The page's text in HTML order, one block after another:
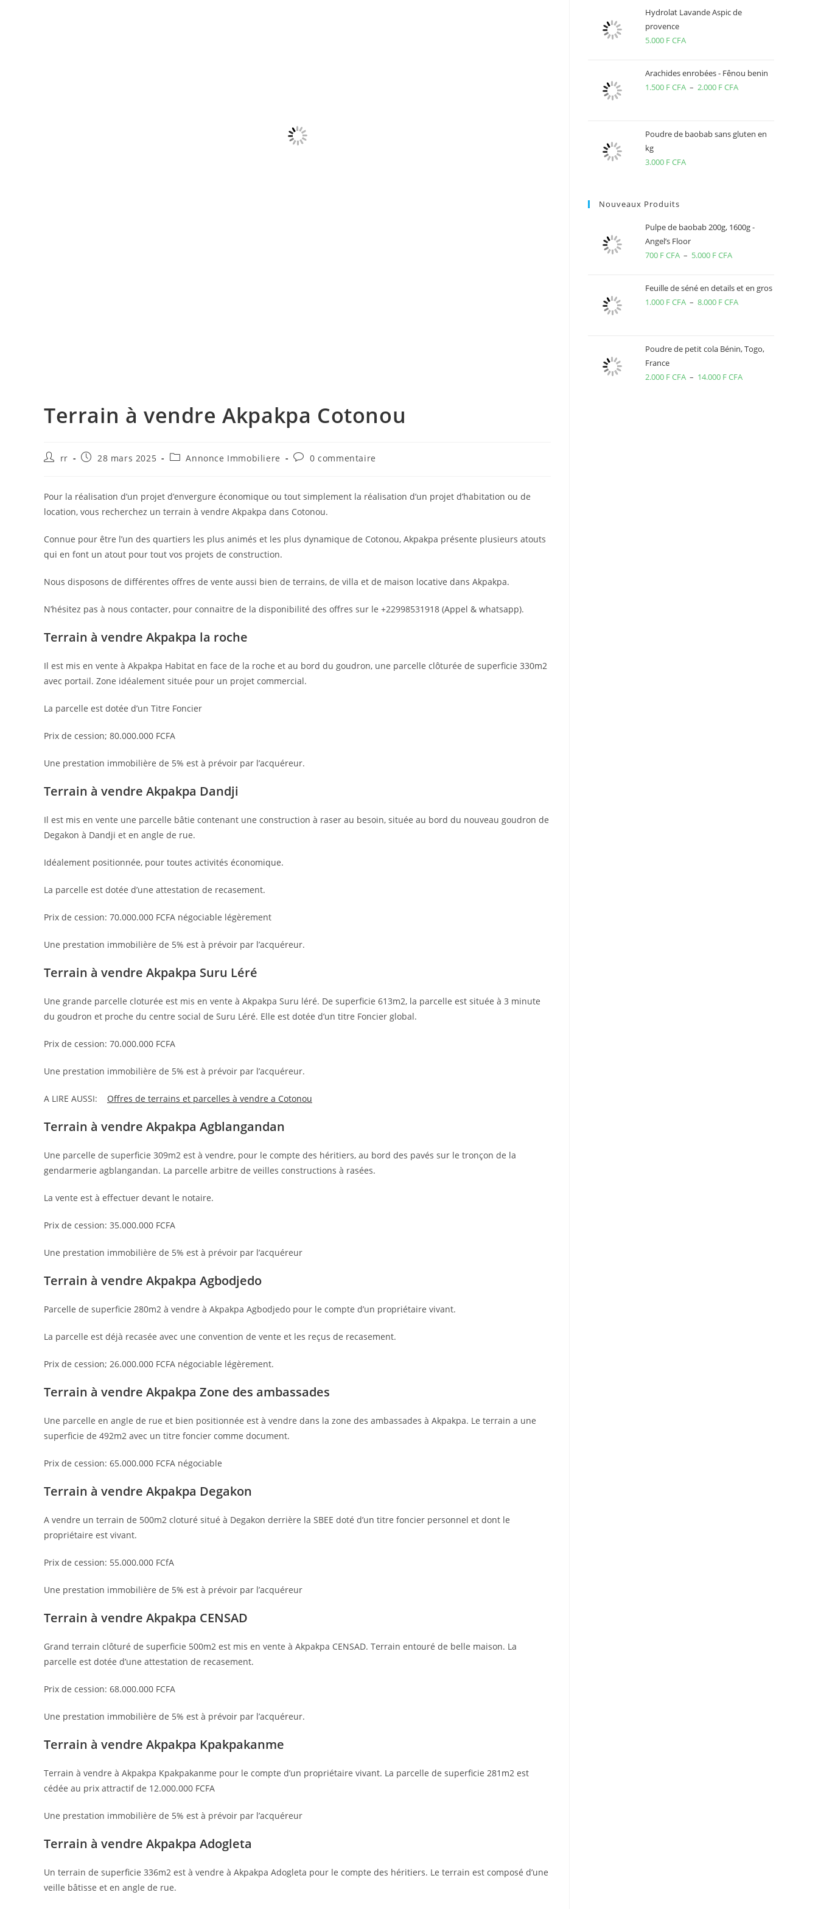
Terrain à vendre Akpakpa Cotonou
Auteur/autrice
publication :
rr
Publication
28 mars 2025
PostAnnonce Immobiliere
Commentaires
publication :
0 commentaire
Pour la réalisation d’un projet d’envergure économique ou tout simplement la réalisation d’un projet d’habitation ou de
location, vous recherchez un terrain à vendre Akpakpa dans Cotonou.
Connue pour être l’un des quartiers les plus animés et les plus dynamique de Cotonou, Akpakpa présente plusieurs atouts
qui en font un atout pour tout vos projets de construction.
Nous disposons de différentes offres de vente aussi bien de terrains, de villa et de maison locative dans Akpakpa.
N’hésitez pas à nous contacter, pour connaitre de la disponibilité des offres sur le +22998531918 (Appel & whatsapp).
Terrain à vendre Akpakpa la roche
Il est mis en vente à Akpakpa Habitat en face de la roche et au bord du goudron, une parcelle clôturée de superficie 330m2
avec portail. Zone idéalement située pour un projet commercial.
La parcelle est dotée d’un Titre Foncier
Prix de cession; 80.000.000 FCFA
Une prestation immobilière de 5% est à prévoir par l’acquéreur.
Terrain à vendre Akpakpa Dandji
Il est mis en vente une parcelle bâtie contenant une construction à raser au besoin, située au bord du nouveau goudron de
Degakon à Dandji et en angle de rue.
Idéalement positionnée, pour toutes activités économique.
La parcelle est dotée d’une attestation de recasement.
Prix de cession: 70.000.000 FCFA négociable légèrement
Une prestation immobilière de 5% est à prévoir par l’acquéreur.
Terrain à vendre Akpakpa Suru Léré
Une grande parcelle cloturée est mis en vente à Akpakpa Suru léré. De superficie 613m2, la parcelle est située à 3 minute
du goudron et proche du centre social de Suru Léré. Elle est dotée d’un titre Foncier global.
Prix de cession: 70.000.000 FCFA
Une prestation immobilière de 5% est à prévoir par l’acquéreur.
A LIRE AUSSI: Offres de terrains et parcelles à vendre a Cotonou
Terrain à vendre Akpakpa Agblangandan
Une parcelle de superficie 309m2 est à vendre, pour le compte des héritiers, au bord des pavés sur le tronçon de la
gendarmerie agblangandan. La parcelle arbitre de veilles constructions à rasées.
La vente est à effectuer devant le notaire.
Prix de cession: 35.000.000 FCFA
Une prestation immobilière de 5% est à prévoir par l’acquéreur
Terrain à vendre Akpakpa Agbodjedo
Parcelle de superficie 280m2 à vendre à Akpakpa Agbodjedo pour le compte d’un propriétaire vivant.
La parcelle est déjà recasée avec une convention de vente et les reçus de recasement.
Prix de cession; 26.000.000 FCFA négociable légèrement.
Terrain à vendre Akpakpa Zone des ambassades
Une parcelle en angle de rue et bien positionnée est à vendre dans la zone des ambassades à Akpakpa. Le terrain a une
superficie de 492m2 avec un titre foncier comme document.
Prix de cession: 65.000.000 FCFA négociable
Terrain à vendre Akpakpa Degakon
A vendre un terrain de 500m2 cloturé situé à Degakon derrière la SBEE doté d’un titre foncier personnel et dont le
propriétaire est vivant.
Prix de cession: 55.000.000 FCfA
Une prestation immobilière de 5% est à prévoir par l’acquéreur
Terrain à vendre Akpakpa CENSAD
Grand terrain clôturé de superficie 500m2 est mis en vente à Akpakpa CENSAD. Terrain entouré de belle maison. La
parcelle est dotée d’une attestation de recasement.
Prix de cession: 68.000.000 FCFA
Une prestation immobilière de 5% est à prévoir par l’acquéreur.
Terrain à vendre Akpakpa Kpakpakanme
Terrain à vendre à Akpakpa Kpakpakanme pour le compte d’un propriétaire vivant. La parcelle de superficie 281m2 est
cédée au prix attractif de 12.000.000 FCFA
Une prestation immobilière de 5% est à prévoir par l’acquéreur
Terrain à vendre Akpakpa Adogleta
Un terrain de superficie 336m2 est à vendre à Akpakpa Adogleta pour le compte des héritiers. Le terrain est composé d’une
veille bâtisse et en angle de rue.
Hydrolat Lavande Aspic de
provence
5.000 F CFA
Arachides enrobées - Fênou benin
1.500 F CFA – 2.000 F CFAPlage
1.500 F
Poudre de baobab sans gluten en
kg
3.000 F CFA
Nouveaux Produits
Pulpe de baobab 200g, 1600g -
Angel’s Floor
700 F CFA – 5.000 F CFAPlage
prix :
700 F
5.000 F
Feuille de séné en details et en gros
1.000 F CFA – 8.000 F CFAPlage
1.000 F
à
Poudre de petit cola Bénin, Togo,
France
2.000 F CFA – 14.000 F CFAPlage